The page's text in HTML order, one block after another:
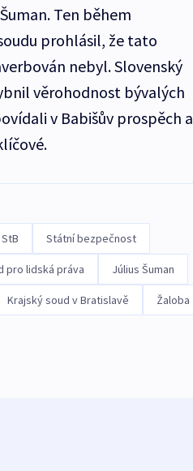
Ten během
prohlásil, že tato
nebyl. Slovenský
věrohodnost bývalých
v Babišův prospěch a
StB Státní bezpečnost
pro lidská práva Július Šuman
Krajský soud v Bratislavě Žaloba